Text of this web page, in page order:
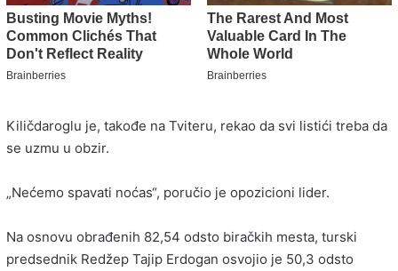
Kiličdaroglu je, takođe na Tviteru, rekao da svi listići treba da
se uzmu u obzir.
„Nećemo spavati noćas“, poručio je opozicioni lider.
Na osnovu obrađenih 82,54 odsto biračkih mesta, turski
predsednik Redžep Tajip Erdogan osvojio je 50,3 odsto